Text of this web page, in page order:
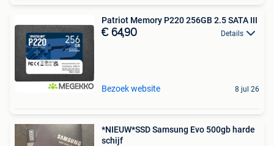
Patriot Memory P220 256GB 2.5 SATA III
€ 64,90 Details
Bezoek website 8 jul 26
*NIEUW*SSD Samsung Evo 500gb harde
schijf